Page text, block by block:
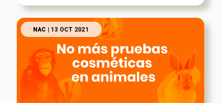
NAC | 13 OCT 2021